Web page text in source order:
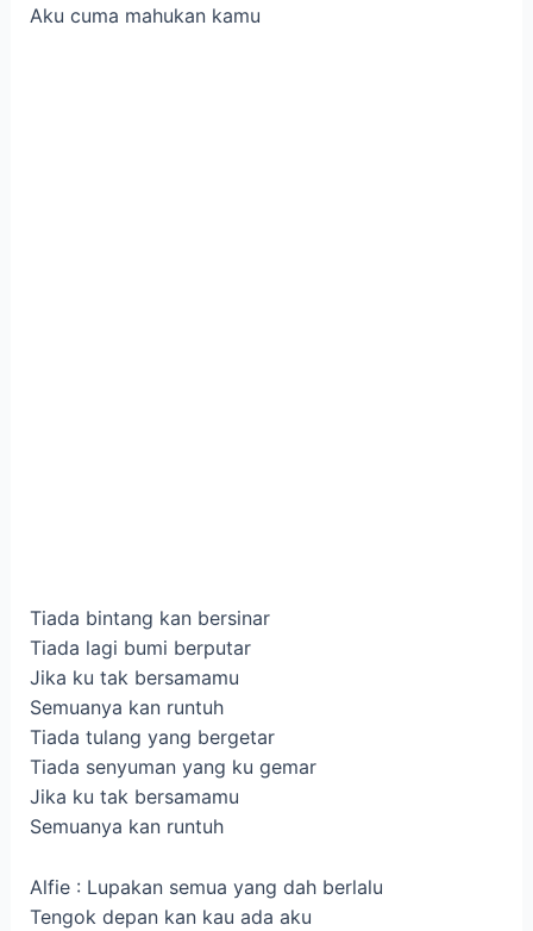
Aku cuma mahukan kamu
Tiada bintang kan bersinar
Tiada lagi bumi berputar
Jika ku tak bersamamu
Semuanya kan runtuh
Tiada tulang yang bergetar
Tiada senyuman yang ku gemar
Jika ku tak bersamamu
Semuanya kan runtuh
Alfie : Lupakan semua yang dah berlalu
Tengok depan kan kau ada aku